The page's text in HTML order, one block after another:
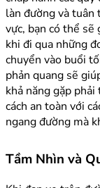
làn đường và tuân
vực, bạn có thể sẽ
khi đi qua những
chuyển vào buổi
phản quang sẽ
khả năng gặp
cách an toàn với
ngang đường mà
Tầm Nhìn và